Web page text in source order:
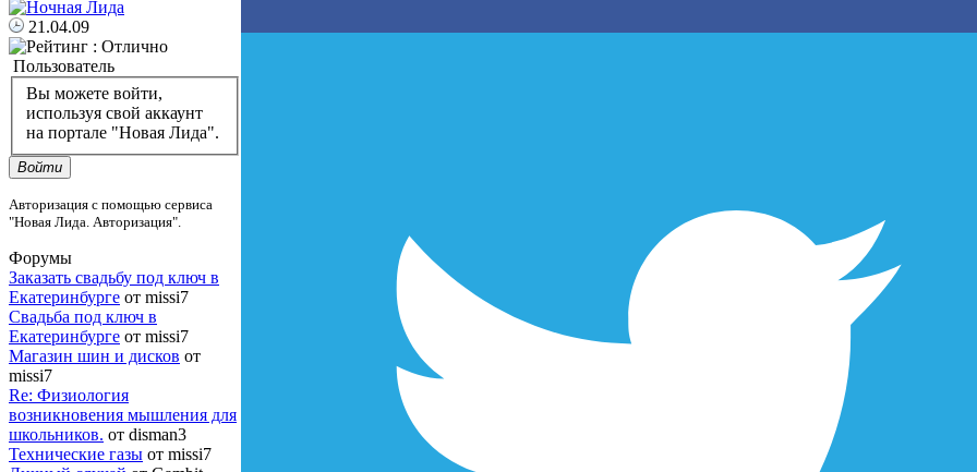
21.04.09
Пользователь
Вы можете войти,
используя свой аккаунт
на портале "Новая Лида".
Войти
Авторизация с помощью сервиса
"Новая Лида. Авторизация".
Форумы
Заказать свадьбу под ключ в
Екатеринбурге от missi7
Cвадьба под ключ в
Екатеринбурге от missi7
Магазин шин и дисков от
missi7
Re: Физиология
возникновения мышления для
школьников. от disman3
Технические газы от missi7